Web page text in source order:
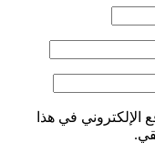
الإلكتروني في هذا